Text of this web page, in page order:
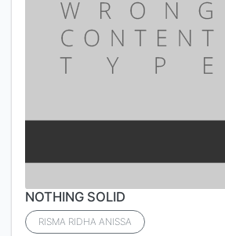
NOTHING SOLID
RISMA RIDHA ANISSA